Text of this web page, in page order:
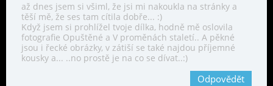
až dnes jsem si všiml, že jsi mi nakoukla na stránky a
těší mě, že ses tam cítila dobře... :)
Když jsem si prohlížel tvoje dílka, hodně mě oslovila
fotografie Opuštěné a V proměnách staletí.. A pěkné
jsou i řecké obrázky, v zátiší se také najdou příjemné
kousky a... ..no prostě je na co se dívat..:)
Odpovědět